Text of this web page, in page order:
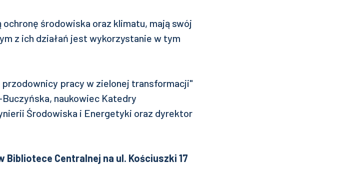
środowiska oraz klimatu, mają swój
z ich działań jest wykorzystanie w tym
pracy w zielonej transformacji"
naukowiec Katedry
Środowiska i Energetyki oraz dyrektor
Bibliotece Centralnej na ul. Kościuszki 17